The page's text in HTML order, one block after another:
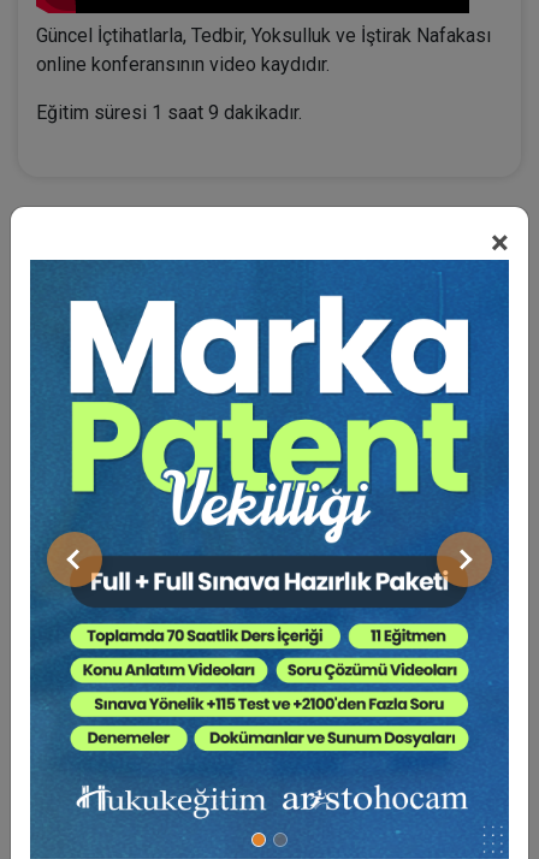
×
Önceki Sonraki
Güncel İçtihatlarla, Tedbir, Yoksulluk ve İştirak Nafakası
online konferansının video kaydıdır.
Eğitim süresi 1 saat 9 dakikadır.
BENZER VIDEO EĞITIMLER
Video Eğitim Abonesi Ol: Sadece 5490 TL / Yıllık
Tüketici Hukuku Enstitüsü
İş Yargılaması ve Usul Hukuku - II. İş Hukuku
Kongresi - I. Oturum